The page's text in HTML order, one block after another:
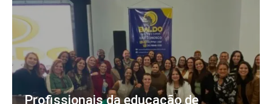
Profissionais da educação de